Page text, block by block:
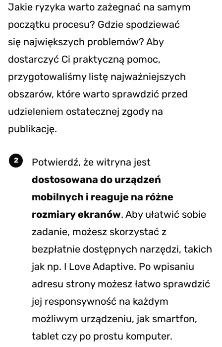
Jakie ryzyka warto zażegnać na samym
początku procesu? Gdzie spodziewać
się największych problemów? Aby
dostarczyć Ci praktyczną pomoc,
przygotowaliśmy listę najważniejszych
obszarów, które warto sprawdzić przed
udzieleniem ostatecznej zgody na
publikację.
Potwierdź, że witryna jest
dostosowana do urządzeń
mobilnych i reaguje na różne
rozmiary ekranów. Aby ułatwić sobie
zadanie, możesz skorzystać z
bezpłatnie dostępnych narzędzi, takich
jak np. I Love Adaptive. Po wpisaniu
adresu strony możesz łatwo sprawdzić
jej responsywność na każdym
możliwym urządzeniu, jak smartfon,
tablet czy po prostu komputer.